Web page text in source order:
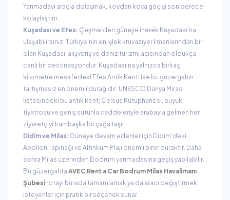
Yarımadayı araçla dolaşmak, koydan koya geçişi son derece
kolaylaştırır.
Kuşadası ve Efes: Çeşme'den güneye inerek Kuşadası'na
ulaşabilirsiniz. Türkiye'nin en işlek kruvaziyer limanlarından biri
olan Kuşadası, alışveriş ve deniz turizmi açısından oldukça
canlı bir destinasyondur. Kuşadası'na yalnızca birkaç
kilometre mesafedeki Efes Antik Kenti ise bu güzergahın
tartışmasız en önemli durağıdır. UNESCO Dünya Mirası
listesindeki bu antik kent; Celsus Kütüphanesi, büyük
tiyatrosu ve geniş sütunlu caddeleriyle arabayla gelinen her
ziyaretçiyi bambaşka bir çağa taşır.
Didim ve Milas: Güneye devam edenler için Didim'deki
Apollon Tapınağı ve Altınkum Plajı önemli birer duraktır. Daha
sonra Milas üzerinden Bodrum yarımadasına geçiş yapılabilir.
Bu güzergahta AVEC Rent a Car Bodrum Milas Havalimanı
Şubesi rotayı burada tamamlamak ya da aracı değiştirmek
isteyenler için pratik bir seçenek sunar.